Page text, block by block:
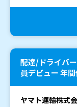
配達/ドライバ
員デビュー 年
ヤマト運輸株式